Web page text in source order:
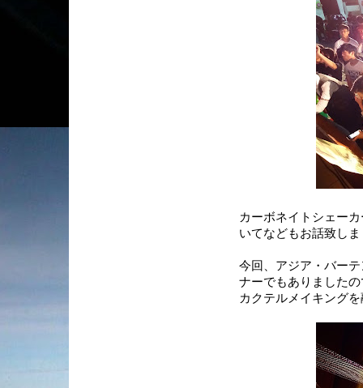
カーボネイトシェー
いてなどもお話致し
今回、アジア・バー
ナーでもありました
カクテルメイキング